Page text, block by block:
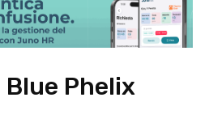
Blue Phelix